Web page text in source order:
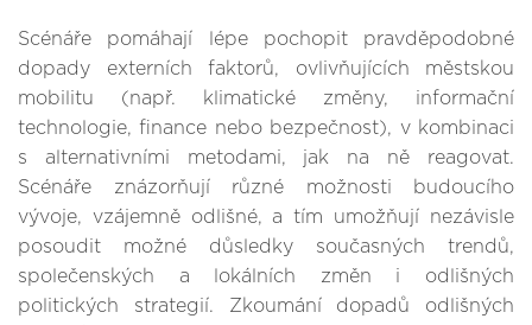
Scénáře pomáhají lépe pochopit pravděpodobné
dopady externích faktorů, ovlivňujících městskou
mobilitu (např. klimatické změny, informační
technologie, finance nebo bezpečnost), v kombinaci
s alternativními metodami, jak na ně reagovat.
Scénáře znázorňují různé možnosti budoucího
vývoje, vzájemně odlišné, a tím umožňují nezávisle
posoudit možné důsledky současných trendů,
společenských a lokálních změn i odlišných
politických strategií. Zkoumání dopadů odlišných